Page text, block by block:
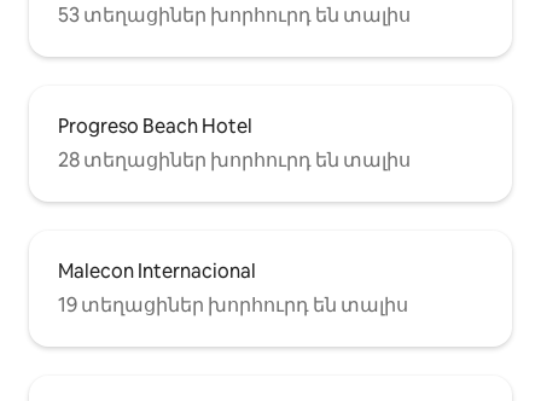
53 տեղացիներ խորհուրդ են տալիս
Progreso Beach Hotel
28 տեղացիներ խորհուրդ են տալիս
Malecon Internacional
19 տեղացիներ խորհուրդ են տալիս